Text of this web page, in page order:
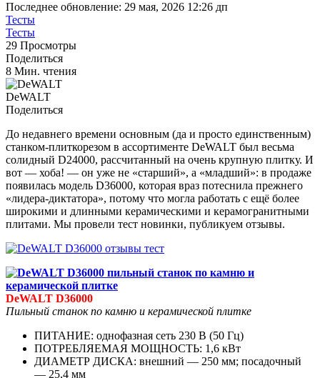
Последнее обновление: 29 мая, 2026 12:26 дп
Тесты
Тесты
29 Просмотры
Поделиться
8 Мин. чтения
DeWALT
Поделиться
До недавнего времени основным (да и просто единственным)
станком-плиткорезом в ассортименте DeWALT был весьма
солидный D24000, рассчитанный на очень крупную плитку. И
вот — хоба! — он уже не «старший», а «младший»: в продаже
появилась модель D36000, которая враз потеснила прежнего
«лидера-диктатора», потому что могла работать с ещё более
широкими и длинными керамическими и керамогранитными
плитами. Мы провели тест новинки, публикуем отзывы.
DeWALT D36000
Пильный станок по камню и керамической плитке
ПИТАНИЕ: однофазная сеть 230 В (50 Гц)
ПОТРЕБЛЯЕМАЯ МОЩНОСТЬ: 1,6 кВт
ДИАМЕТР ДИСКА: внешний — 250 мм; посадочный
— 25,4 мм